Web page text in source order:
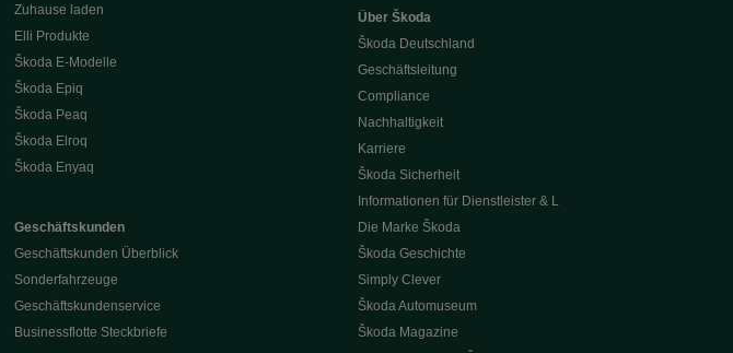
Zuhause laden
Elli Produkte
Škoda E-Modelle
Škoda Epiq
Škoda Peaq
Škoda Elroq
Škoda Enyaq
Geschäftskunden
Geschäftskunden Überblick
Sonderfahrzeuge
Geschäftskundenservice
Businessflotte Steckbriefe
Über Škoda
Škoda Deutschland
Geschäftsleitung
Compliance
Nachhaltigkeit
Karriere
Škoda Sicherheit
Informationen für Dienstleister & L
Die Marke Škoda
Škoda Geschichte
Simply Clever
Škoda Automuseum
Škoda Magazine